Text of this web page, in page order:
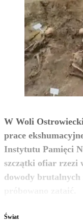
W Woli
prace
Instytutu Pamięci
szczątki ofiar rzezi
dowody brutalnych
Świat